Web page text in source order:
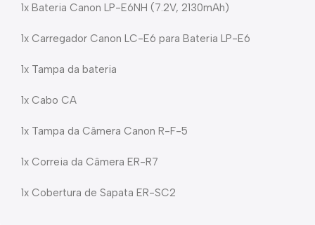
1x Bateria Canon LP-E6NH (7.2V, 2130mAh)
1x Carregador Canon LC-E6 para Bateria LP-E6
1x Tampa da bateria
1x Cabo CA
1x Tampa da Câmera Canon R-F-5
1x Correia da Câmera ER-R7
1x Cobertura de Sapata ER-SC2